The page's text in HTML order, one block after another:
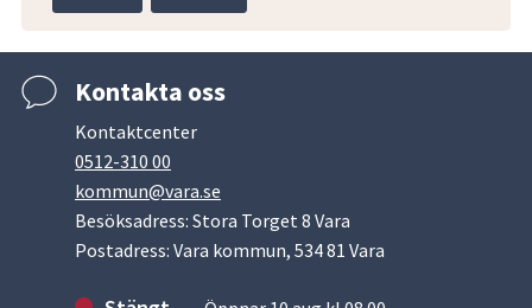
Kontakta oss
Kontaktcenter
0512-310 00
kommun@vara.se
Besöksadress: Stora Torget 8 Vara
Postadress: Vara kommun, 534 81 Vara